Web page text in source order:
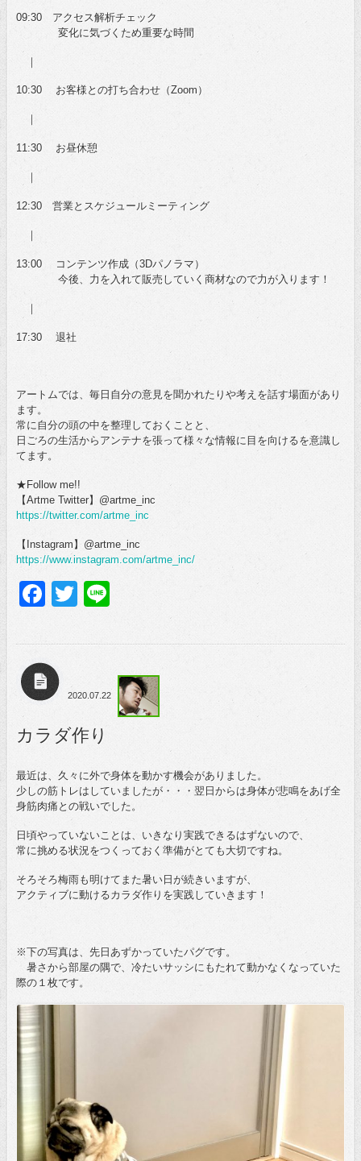
09:30 アクセス解析チェック
変化に気づくため重要な時間
｜
10:30 お客様との打ち合わせ（Zoom）
｜
11:30 お昼休憩
｜
12:30 営業とスケジュールミーティング
｜
13:00 コンテンツ作成（3Dパノラマ）
今後、力を入れて販売していく商材なので力が入ります！
｜
17:30 退社
アートムでは、毎日自分の意見を聞かれたりや考えを話す場面があり
ます。
常に自分の頭の中を整理しておくことと、
日ごろの生活からアンテナを張って様々な情報に目を向けるを意識し
てます。
★Follow me!!
【Artme Twitter】@artme_inc
https://twitter.com/artme_inc
【Instagram】@artme_inc
https://www.instagram.com/artme_inc/
Facebook
Twitter
2020.07.22
カラダ作り
最近は、久々に外で身体を動かす機会がありました。
少しの筋トレはしていましたが・・・翌日からは身体が悲鳴をあげ全
身筋肉痛との戦いでした。
日頃やっていないことは、いきなり実践できるはずないので、
常に挑める状況をつくっておく準備がとても大切ですね。
そろそろ梅雨も明けてまた暑い日が続きいますが、
アクティブに動けるカラダ作りを実践していきます！
※下の写真は、先日あずかっていたパグです。
暑さから部屋の隅で、冷たいサッシにもたれて動かなくなっていた
際の１枚です。